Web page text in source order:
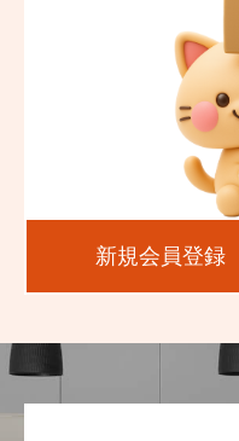
新規会員登録